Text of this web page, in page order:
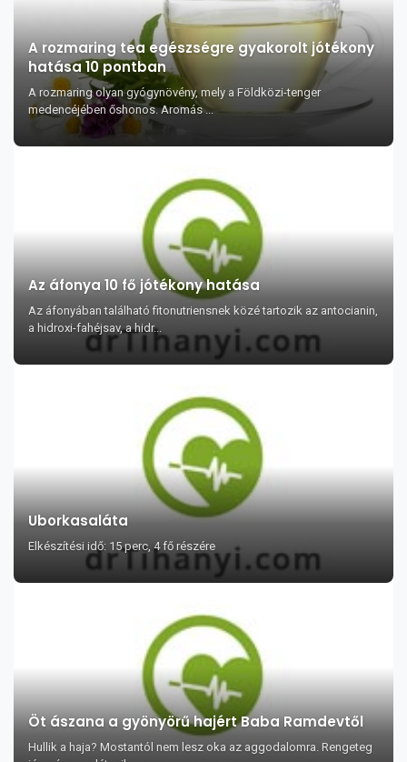
A rozmaring tea egészségre gyakorolt jótékony
hatása 10 pontban
A rozmaring olyan gyógynövény, mely a Földközi-tenger
medencéjében őshonos. Aromás ...
Az áfonya 10 fő jótékony hatása
Az áfonyában található fitonutriensnek közé tartozik az antocianin,
a hidroxi-fahéjsav, a hidr...
Uborkasaláta
Öt ászana a gyönyörű hajért Baba Ramdevtől
Hullik a haja? Mostantól nem lesz oka az aggodalomra. Rengeteg